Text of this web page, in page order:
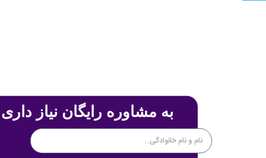
به مشاوره رایگان نیاز